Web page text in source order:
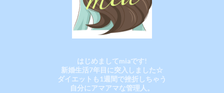
はじめましてmiaです!
新婚生活7年目に突入しました☆
ダイエットも1週間で挫折しちゃう
自分にアマアマな管理人。